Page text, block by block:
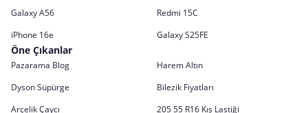
Galaxy A56
Redmi 15C
iPhone 16e
Galaxy S25FE
Öne Çıkanlar
Pazarama Blog
Harem Altın
Dyson Süpürge
Bilezik Fiyatları
Arçelik Çaycı
205 55 R16 Kış Lastiği